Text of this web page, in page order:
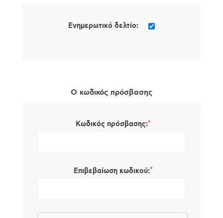
Ενημερωτικό δελτίο:
Ο κωδικός πρόσβασης
Κωδικός πρόσβασης:*
Επιβεβαίωση κωδικού:*